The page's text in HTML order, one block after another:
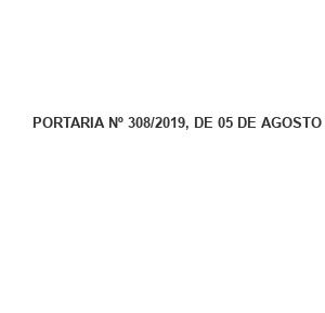
PORTARIA Nº 308/2019, DE 05 DE